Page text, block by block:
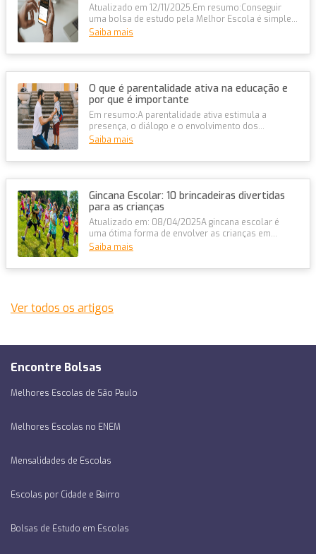
Atualizado em 12/11/2025.Em resumo:Conseguir
uma bolsa de estudo pela Melhor Escola é simples
e 100% online, com descontos de...
Saiba mais
O que é parentalidade ativa na educação e
por que é importante
Em resumo:A parentalidade ativa estimula a
presença, o diálogo e o envolvimento dos
responsáveis na educação das crianças;Exi...
Saiba mais
Gincana Escolar: 10 brincadeiras divertidas
para as crianças
Atualizado em: 08/04/2025A gincana escolar é
uma ótima forma de envolver as crianças em
atividades físicas interativas e que...
Saiba mais
Ver todos os artigos
Encontre Bolsas
Melhores Escolas de São Paulo
Melhores Escolas no ENEM
Mensalidades de Escolas
Escolas por Cidade e Bairro
Bolsas de Estudo em Escolas